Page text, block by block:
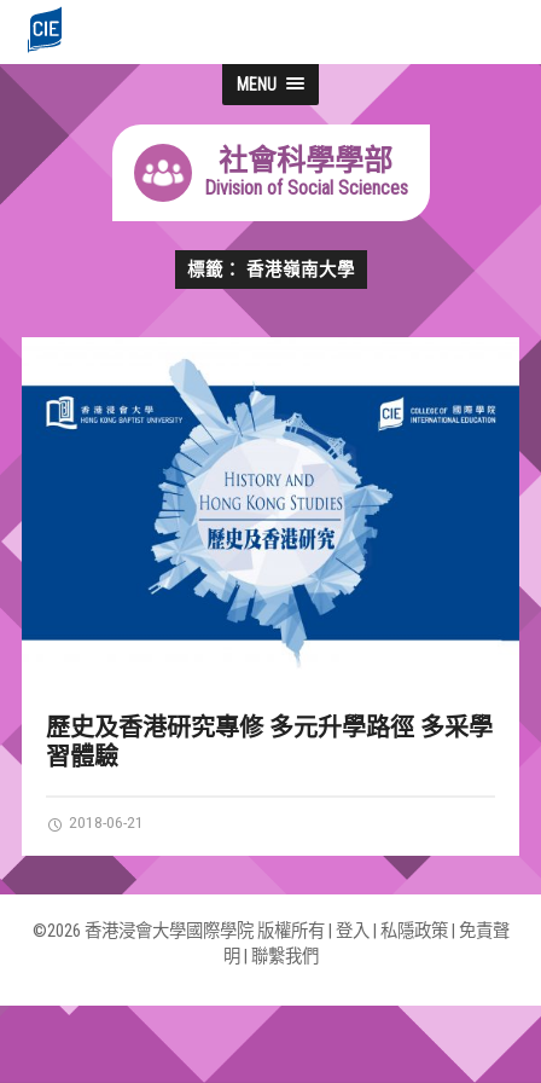
MENU
社會科學學部
Division of Social Sciences
標籤： 香港嶺南大學
歷史及香港研究專修 多元升學路徑 多采學
習體驗
2018-06-21
©2026 香港浸會大學國際學院 版權所有 | 登入 私隱政策| 免責聲
明 聯繫我們